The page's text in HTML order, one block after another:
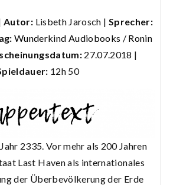
Autor: Lisbeth Jarosch | Sprecher:
Wunderkind Audiobooks / Ronin
27.07.2018 |
12h 50
2335. Vor mehr als 200 Jahren
Last Haven als internationales
der Überbevölkerung der Erde